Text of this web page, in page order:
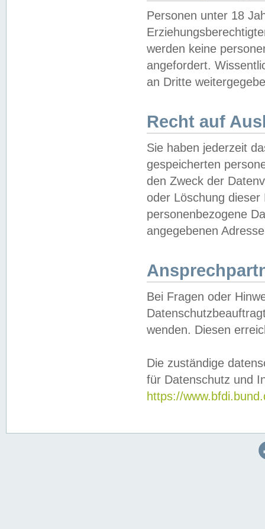
Personen unter 18
werden keine
angefordert.
an Dritte
Recht auf
Sie haben jederzeit
gespeicherten
den Zweck der
oder Löschung
personenbezogene
angegebenen
Bei Fragen oder
wenden. Diesen
Die zuständige
für Datenschutz und
https://